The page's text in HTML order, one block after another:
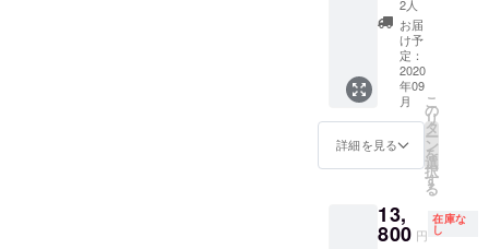
み 通常
販売価
44,000
円より
20%OF
F
2人
お届
け予
定：
2020
年09
月
詳細を見る
こ
の
リ
タ
ー
ン
を
選
択
す
る
13,
800 円
在庫な
し